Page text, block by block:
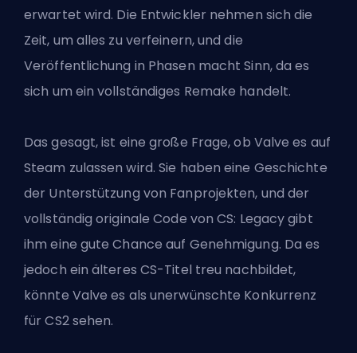
erwartet wird. Die Entwickler nehmen sich die
Zeit, um alles zu verfeinern, und die
Veröffentlichung in Phasen macht Sinn, da es
sich um ein vollständiges Remake handelt.
Das gesagt, ist eine große Frage, ob Valve es auf
Steam zulassen wird. Sie haben eine Geschichte
der Unterstützung von Fanprojekten, und der
vollständig originale Code von CS: Legacy gibt
ihm eine gute Chance auf Genehmigung. Da es
jedoch ein älteres CS-Titel treu nachbildet,
könnte Valve es als unerwünschte Konkurrenz
für CS2 sehen.